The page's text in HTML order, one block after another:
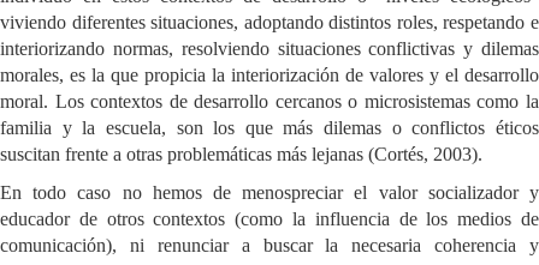
viviendo diferentes situaciones, adoptando distintos roles, respetando e
interiorizando normas, resolviendo situaciones conflictivas y dilemas
morales, es la que propicia la interiorización de valores y el desarrollo
moral. Los contextos de desarrollo cercanos o microsistemas como la
familia y la escuela, son los que más dilemas o conflictos éticos
suscitan frente a otras problemáticas más lejanas (Cortés, 2003).
En todo caso no hemos de menospreciar el valor socializador y
educador de otros contextos (como la influencia de los medios de
comunicación), ni renunciar a buscar la necesaria coherencia y